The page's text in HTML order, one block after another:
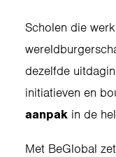
Scholen die
dezelfde
initiatieven en
aanpak in de
Met BeGlobal